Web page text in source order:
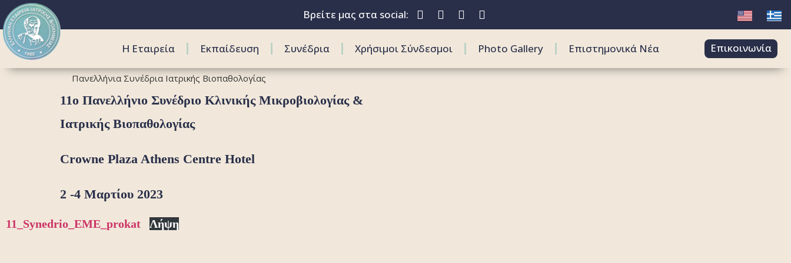
Βρείτε μας στα social:
Η Εταιρεία Εκπαίδευση Συνέδρια Χρήσιμοι Σύνδεσμοι Photo Gallery Επιστημονικά Νέα Επικοινωνία
Πανελλήνια Συνέδρια Ιατρικής Βιοπαθολογίας
11ο Πανελλήνιο Συνέδριο Κλινικής Μικροβιολογίας &
Ιατρικής Βιοπαθολογίας
Crowne Plaza Athens Centre Hotel
2 -4 Μαρτίου 2023
11_Synedrio_EME_prokat Λήψη